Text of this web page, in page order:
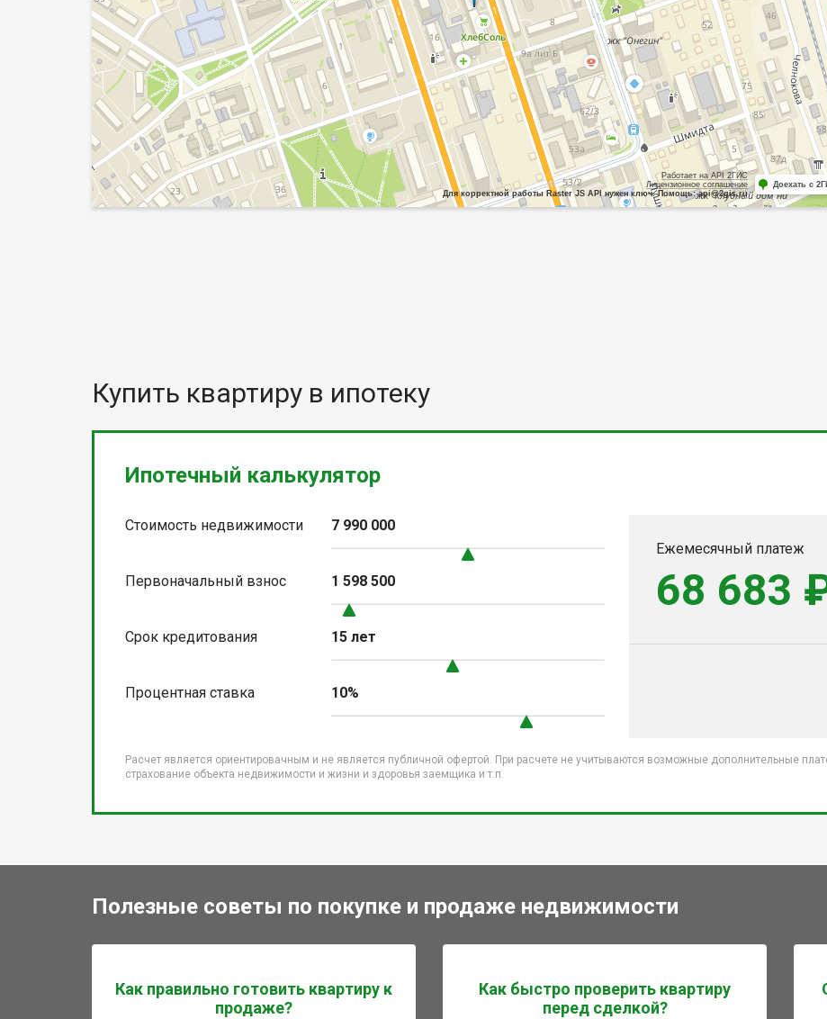
Работает на API 2ГИС
Лицензионное соглашение
Для корректной работы Raster JS API нужен ключ. Помощь: api@2gis.ru
Доехать с
Купить квартиру в ипотеку
Ипотечный калькулятор
Стоимость недвижимости 7 990 000
Первоначальный взнос 1 598 500
Срок кредитования 15 лет
Процентная ставка 10%
Ежемесячный платеж
68 683
Расчет является ориентировачным и не является публичной офертой. При расчете не учитываются возможные дополнительные
страхование объекта недвижимости и жизни и здоровья заемщика и т.п.
Полезные советы по покупке и продаже недвижимости
Как правильно готовить квартиру к
продаже?
Как быстро проверить квартиру
перед сделкой?